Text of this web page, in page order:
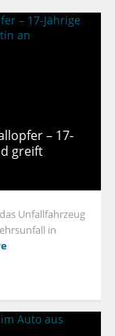
– 17-
greift
Unfallfahrzeug
in